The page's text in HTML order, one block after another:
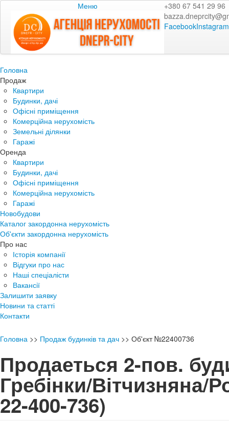
Меню
+380 67 541 29 96
FacebookInstagram
Головна
Продаж
Квартири
Будинки, дачі
Офісні приміщення
Комерційна нерухомість
Земельні ділянки
Гаражі
Оренда
Квартири
Будинки, дачі
Офісні приміщення
Комерційна нерухомість
Гаражі
Новобудови
Каталог закордонна нерухомість
Об'єкти закордонна нерухомість
Про нас
Історія компанії
Відгуки про нас
Наші спеціалісти
Вакансії
Залишити заявку
Новини та статті
Контакти
Головна >> Продаж будинків та дач >> Об'єкт №22400736
Продаеться 2-пов.
Гребінки/Вітчизняна/
22-400-736)